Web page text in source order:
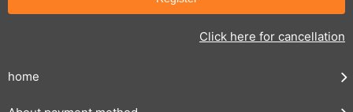
Click here for cancellation
home